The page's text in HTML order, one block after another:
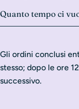
Quanto tempo ci
Gli ordini conclusi
stesso; dopo le ore
successivo.